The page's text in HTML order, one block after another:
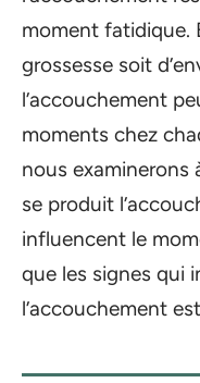
moment fatidique.
grossesse soit
l’accouchement
moments chez
nous examinerons
se produit
influencent le
que les signes qui
l’accouchement